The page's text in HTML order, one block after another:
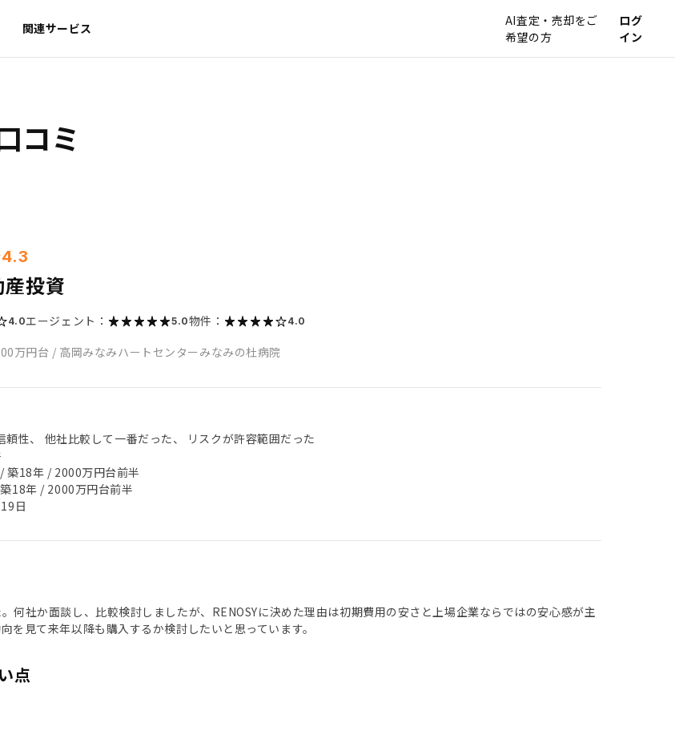
関連サービス
AI査定・売却をご
希望の方
ログ
イン
コミ
4.3
投資
4.0エージェント： 5.0物件： 4.0
万円台 / 高岡みなみハートセンターみなみの杜病院
頼性、 他社比較して一番だった、 リスクが許容範囲だった
築18年 / 2000万円台前半
18年 / 2000万円台前半
日
何社か面談し、比較検討しましたが、RENOSYに決めた理由は初期費用の安さと上場企業ならではの安心感が主
を見て来年以降も購入するか検討したいと思っています。
点